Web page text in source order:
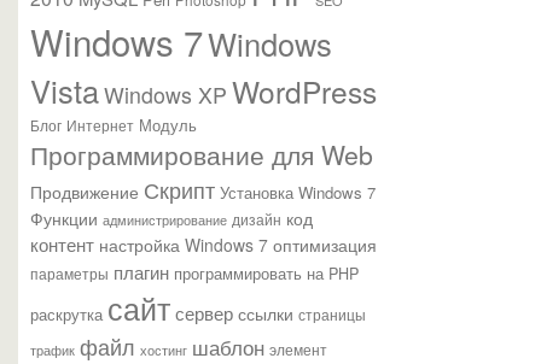
Windows 7Windows
VistaWindows XP WordPress
Блог Интернет Модуль
Программирование для Web
Продвижение Скрипт Установка Windows 7
Функции администрирование дизайн код
контент настройка Windows 7 оптимизация
параметры плагин программировать на PHP
раскрутка сайтсервер ссылки страницы
трафик файл хостинг шаблон элемент